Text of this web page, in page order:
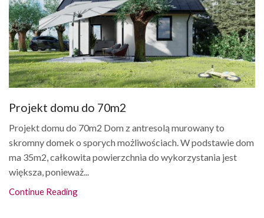
Projekt domu do 70m2
Projekt domu do 70m2 Dom z antresolą murowany to
skromny domek o sporych możliwościach. W podstawie dom
ma 35m2, całkowita powierzchnia do wykorzystania jest
większa, ponieważ...
Continue Reading